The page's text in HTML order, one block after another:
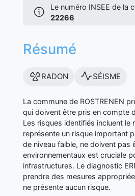
Le numéro INSEE de la
22266
Résumé
RADON SÉISME
La commune de ROSTRENEN
qui doivent être pris en compte
Les risques identifiés incluent le
représente un risque important
de niveau faible, ne doivent pas
environnementaux est cruciale
infrastructures. Le diagnostic
prendre des mesures
ne présente aucun risque.